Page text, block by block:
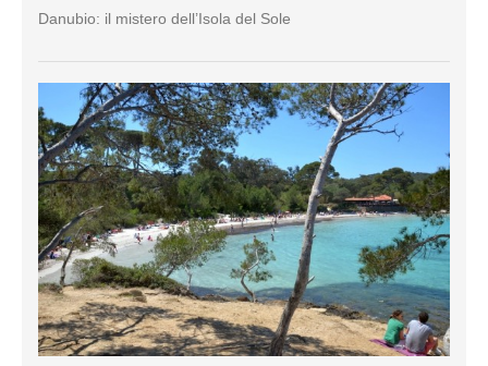
Danubio: il mistero dell’Isola del Sole